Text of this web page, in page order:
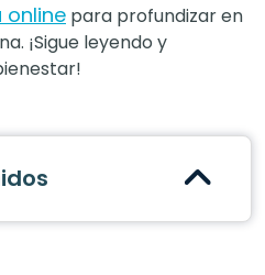
online para profundizar en
¡Sigue leyendo y